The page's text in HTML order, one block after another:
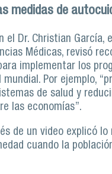
medidas de
el Dr. Christian García,
Médicas, revisó
implementar los
Por ejemplo,
de salud y
las economías”.
de un video explicó lo
cuando la